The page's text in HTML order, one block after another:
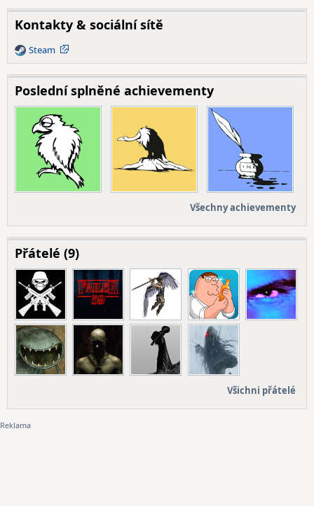
Kontakty & sociální sítě
Steam
Steam
Poslední splněné achievementy
Všechny achievementy
Přátelé (9)
Všichni přátelé